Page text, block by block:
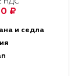
НДС
₽
и седла